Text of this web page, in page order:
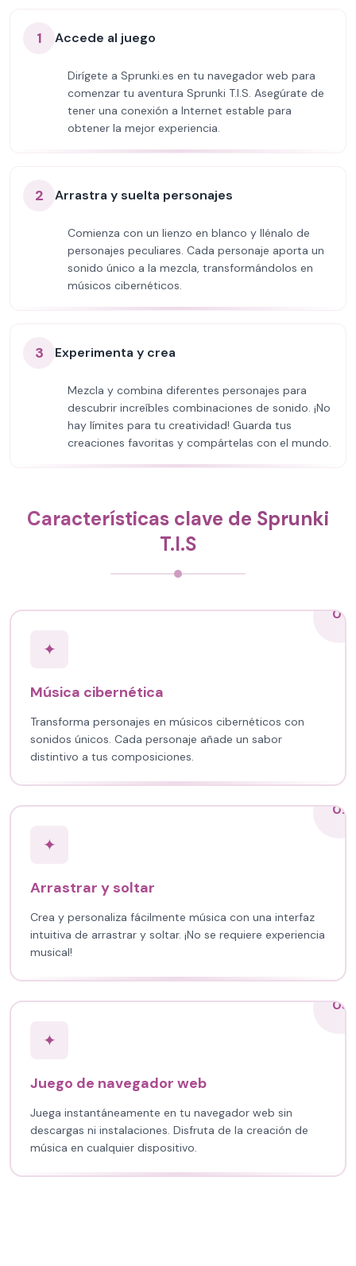
1 Accede al juego
Dirígete a Sprunki.es en tu navegador web para
comenzar tu aventura Sprunki T.I.S. Asegúrate de
tener una conexión a Internet estable para
obtener la mejor experiencia.
2 Arrastra y suelta personajes
Comienza con un lienzo en blanco y llénalo de
personajes peculiares. Cada personaje aporta un
sonido único a la mezcla, transformándolos en
músicos cibernéticos.
3 Experimenta y crea
Mezcla y combina diferentes personajes para
descubrir increíbles combinaciones de sonido. ¡No
hay límites para tu creatividad! Guarda tus
creaciones favoritas y compártelas con el mundo.
Características clave de Sprunki
T.I.S
01
✦
Música cibernética
Transforma personajes en músicos cibernéticos con
sonidos únicos. Cada personaje añade un sabor
distintivo a tus composiciones.
02
✦
Arrastrar y soltar
Crea y personaliza fácilmente música con una interfaz
intuitiva de arrastrar y soltar. ¡No se requiere experiencia
musical!
03
✦
Juego de navegador web
Juega instantáneamente en tu navegador web sin
descargas ni instalaciones. Disfruta de la creación de
música en cualquier dispositivo.